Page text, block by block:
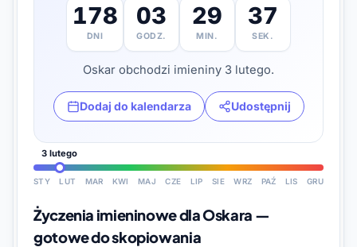
178
DNI
03
GODZ.
29
MIN.
36
SEK.
Oskar obchodzi imieniny 3 lutego.
Dodaj do kalendarza Udostępnij
3 lutego
STY LUT MAR KWI MAJ CZE LIP SIE WRZ PAŹ LIS GRU
Życzenia imieninowe dla Oskara —
gotowe do skopiowania